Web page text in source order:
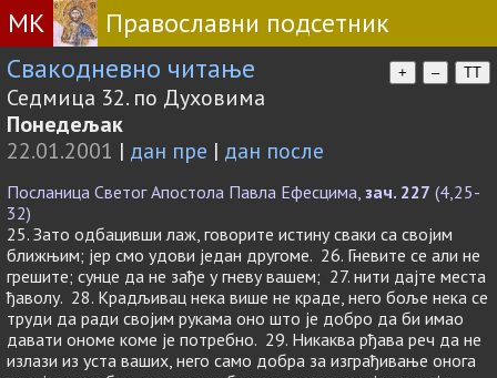
МК
Православни подсетник
Свакодневно читање
+ – TT
Седмица 32. по Духовима
Понедељак
22.01.2001 | дан пре | дан после
Посланица Светог Апостола Павла Ефесцима, зач. 227 (4,25-
32)
25. Зато одбацивши лаж, говорите истину сваки са својим
ближњим; јер смо удови један другоме. 26. Гневите се али не
грешите; сунце да не зађе у гневу вашем; 27. нити дајте места
ђаволу. 28. Крадљивац нека више не краде, него боље нека се
труди да ради својим рукама оно што је добро да би имао
давати ономе коме је потребно. 29. Никаква рђава реч да не
излази из уста ваших, него само добра за изграђивање онога